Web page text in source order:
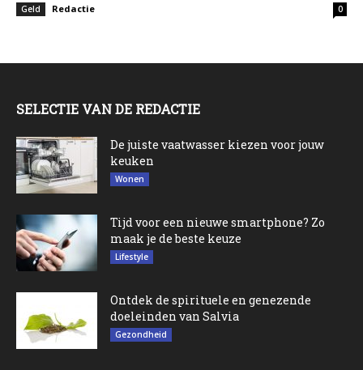
Geld Redactie 0
SELECTIE VAN DE REDACTIE
De juiste vaatwasser kiezen voor jouw
keuken
Wonen
Tijd voor een nieuwe smartphone? Zo
maak je de beste keuze
Lifestyle
Ontdek de spirituele en genezende
doeleinden van Salvia
Gezondheid